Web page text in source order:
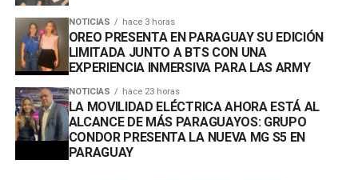
NOTICIAS hace 3 horas
OREO PRESENTA EN PARAGUAY SU EDICIÓN
LIMITADA JUNTO A BTS CON UNA
EXPERIENCIA INMERSIVA PARA LAS ARMY
NOTICIAS hace 23 horas
LA MOVILIDAD ELÉCTRICA AHORA ESTÁ AL
ALCANCE DE MÁS PARAGUAYOS: GRUPO
CONDOR PRESENTA LA NUEVA MG S5 EN
PARAGUAY